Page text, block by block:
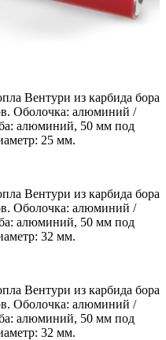
Вентури из карбида бора
Оболочка: алюминий /
алюминий, 50 мм под
25 мм.
Вентури из карбида бора
Оболочка: алюминий /
алюминий, 50 мм под
32 мм.
Вентури из карбида бора
Оболочка: алюминий /
алюминий, 50 мм под
32 мм.